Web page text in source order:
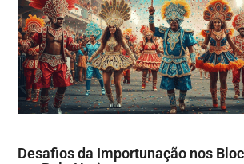
Desafios da Importunação nos